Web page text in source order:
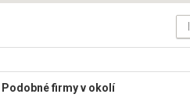
Podobné firmy v okolí